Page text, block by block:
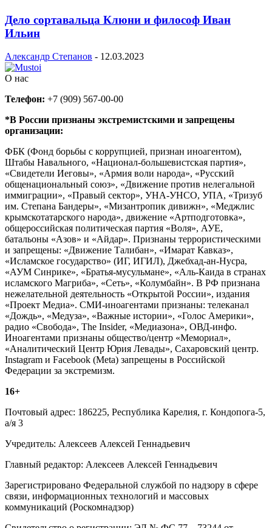
Дело сортавальца Клюни и философ Иван
Ильин
Александр Степанов - 12.03.2023
О нас
Телефон: +7 (909) 567-00-00
*В России признаны экстремистскими и запрещены
организации:
ФБК (Фонд борьбы с коррупцией, признан иноагентом),
Штабы Навального, «Национал-большевистская партия»,
«Свидетели Иеговы», «Армия воли народа», «Русский
общенациональный союз», «Движение против нелегальной
иммиграции», «Правый сектор», УНА-УНСО, УПА, «Тризуб
им. Степана Бандеры», «Мизантропик дивижн», «Меджлис
крымскотатарского народа», движение «Артподготовка»,
общероссийская политическая партия «Воля», АУЕ,
батальоны «Азов» и «Айдар». Признаны террористическими
и запрещены: «Движение Талибан», «Имарат Кавказ»,
«Исламское государство» (ИГ, ИГИЛ), Джебхад-ан-Нусра,
«АУМ Синрике», «Братья-мусульмане», «Аль-Каида в странах
исламского Магриба», «Сеть», «Колумбайн». В РФ признана
нежелательной деятельность «Открытой России», издания
«Проект Медиа». СМИ-иноагентами признаны: телеканал
«Дождь», «Медуза», «Важные истории», «Голос Америки»,
радио «Свобода», The Insider, «Медиазона», ОВД-инфо.
Иноагентами признаны общество/центр «Мемориал»,
«Аналитический Центр Юрия Левады», Сахаровский центр.
Instagram и Facebook (Metа) запрещены в Российской
Федерации за экстремизм.
16+
Почтовый адрес: 186225, Республика Карелия, г. Кондопога-5,
а/я 3
Учредитель: Алексеев Алексей Геннадьевич
Главный редактор: Алексеев Алексей Геннадьевич
Зарегистрировано Федеральной службой по надзору в сфере
связи, информационных технологий и массовых
коммуникаций (Роскомнадзор)